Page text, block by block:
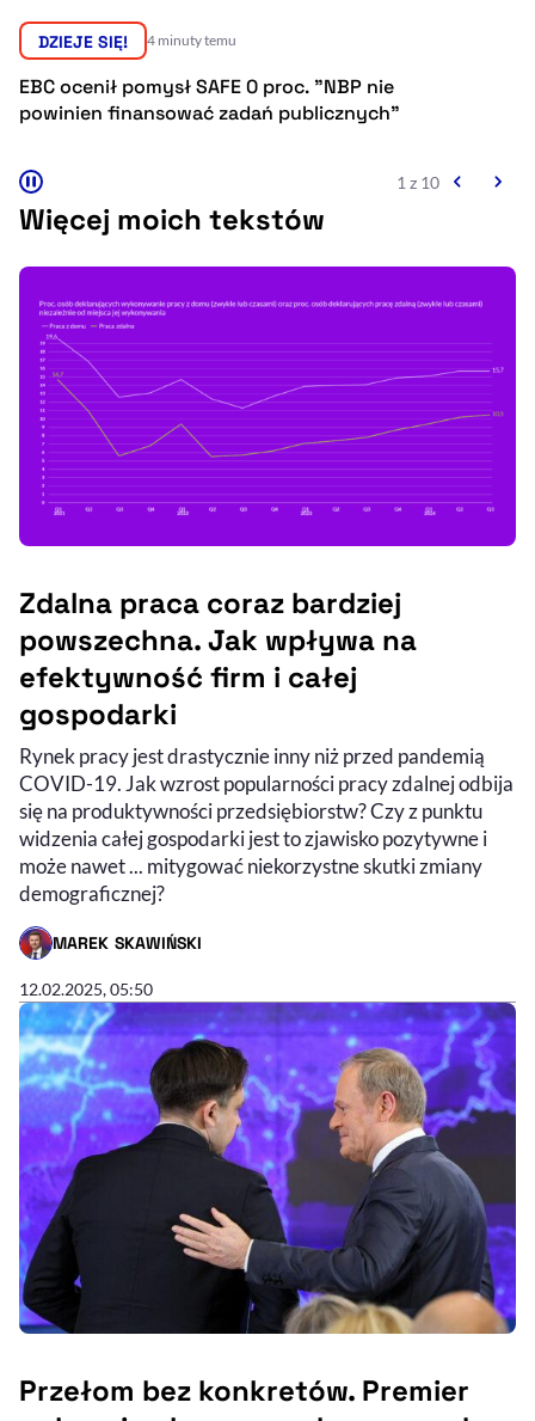
Ułatwienia dostępności wspierają:
Sprawdź, jak i dlaczego zwiększamy dostępność, otwiera się w nowym
Deklaracja dostępności , otwiera się w nowym oknie
Zgłoś problem
, otwiera się w
DZIEJE SIĘ! 20 minut temu
KNF złagodziła kary nałożone na VeloFunds
TFI
2 z 10
Więcej moich tekstów
Zdalna praca coraz bardziej
powszechna. Jak wpływa na
efektywność firm i całej
gospodarki
Rynek pracy jest drastycznie inny niż przed pandemią
COVID-19. Jak wzrost popularności pracy zdalnej odbija
się na produktywności przedsiębiorstw? Czy z punktu
widzenia całej gospodarki jest to zjawisko pozytywne i
może nawet ... mitygować niekorzystne skutki zmiany
demograficznej?
MAREK SKAWIŃSKI
- AUTOR ARTYKUŁU - PROFIL
12.02.2025, 05:50
Przełom bez konkretów. Premier